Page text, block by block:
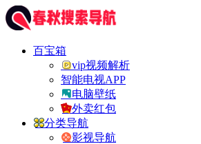
百宝箱
vip视频解析
智能电视APP
电脑壁纸
外卖红包
分类导航
影视导航